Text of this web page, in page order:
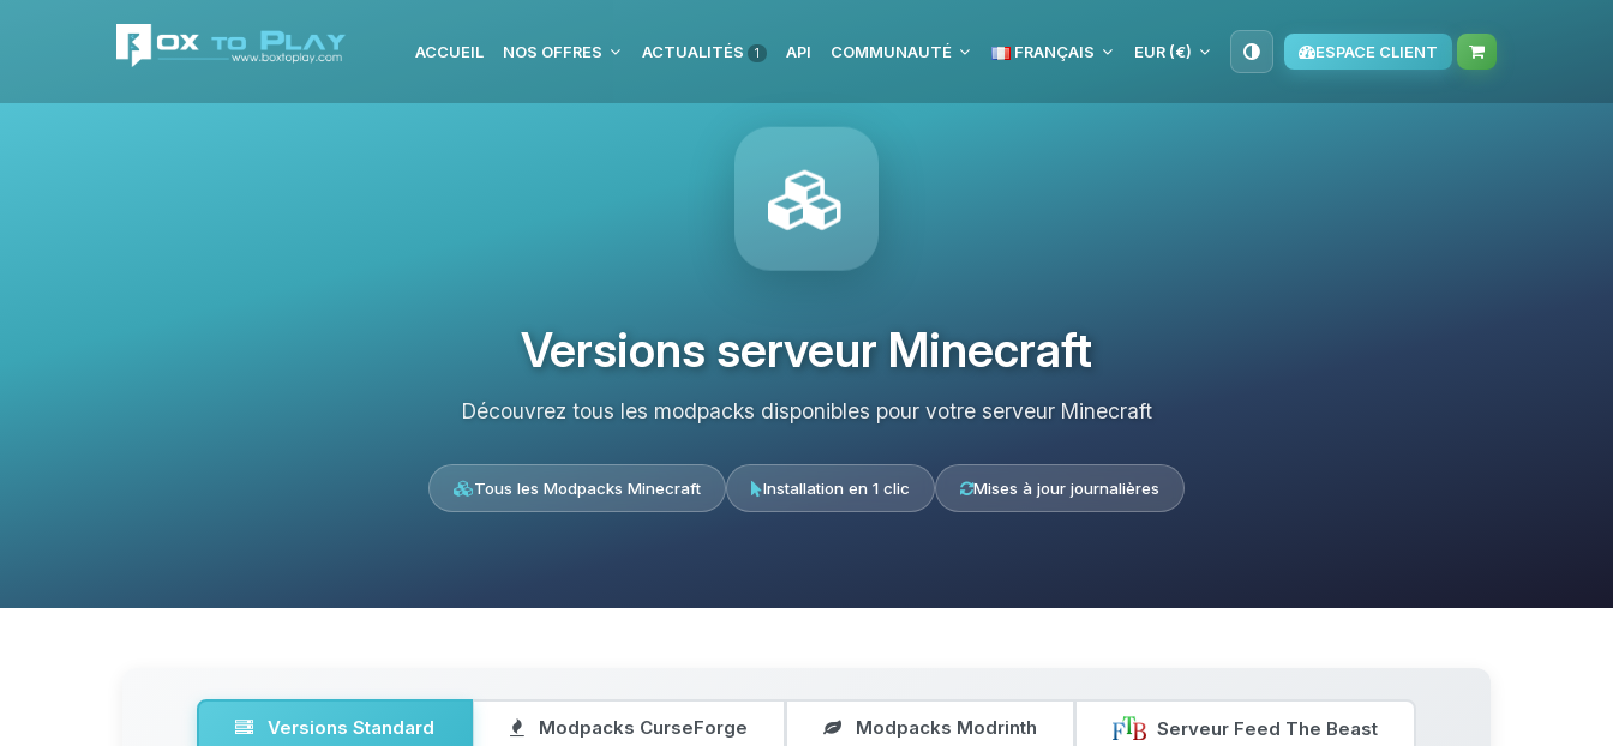
ACCUEIL NOS OFFRES ACTUALITÉS 1 API COMMUNAUTÉ FRANÇAIS EUR (€) ESPACE CLIENT
Versions serveur Minecraft
Découvrez tous les modpacks disponibles pour votre serveur Minecraft
Tous les Modpacks Minecraft Installation en 1 clic Mises à jour journalières
Versions Standard Modpacks CurseForge Modpacks Modrinth Serveur Feed The Beast